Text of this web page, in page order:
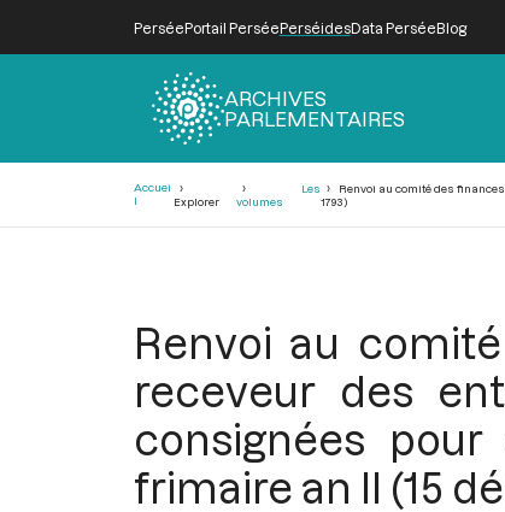
PerséePortail PerséePerséidesData PerséeBlog
ARCHIVES
PARLEMENTAIRES
Accuei
l
Explorer
Les
volumes
Renvoi au comité des
1793)
Renvoi au
receveur des
consignées
frimaire an II (15